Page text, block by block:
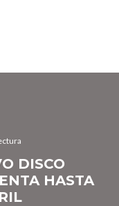
DISCO
HASTA